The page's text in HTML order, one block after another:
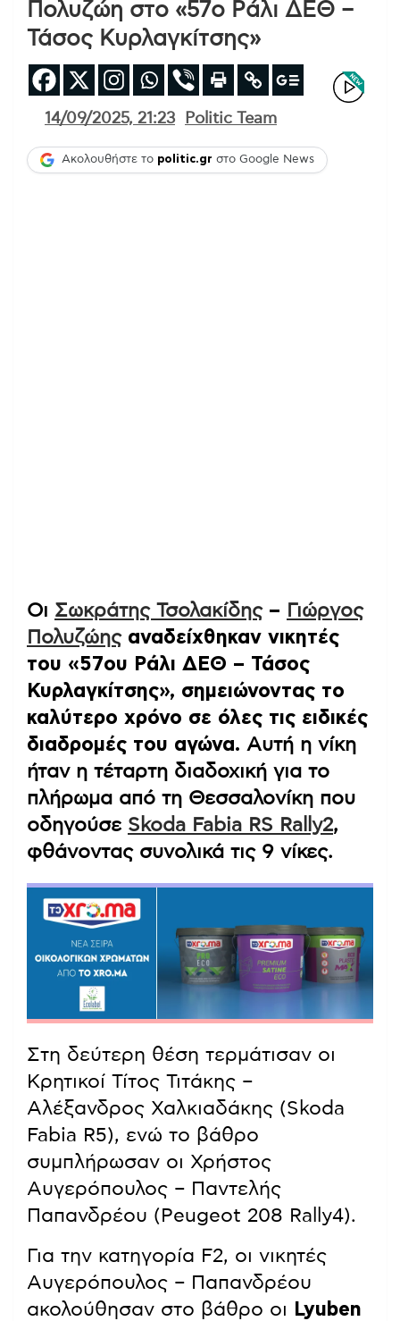
Πολυζώη στο «57ο Ράλι ΔΕΘ –
Τάσος Κυρλαγκίτσης»
14/09/2025, 21:23 Politic Team
Ακολουθήστε το politic.gr στο Google News
Οι Σωκράτης Τσολακίδης– Γιώργος
Πολυζώηςαναδείχθηκαν νικητές
του «57ου Ράλι ΔΕΘ – Τάσος
Κυρλαγκίτσης», σημειώνοντας το
καλύτερο χρόνο σε όλες τις ειδικές
διαδρομές του αγώνα. Αυτή η νίκη
ήταν η τέταρτη διαδοχική για το
πλήρωμα από τη Θεσσαλονίκη που
οδηγούσε Skoda Fabia RS Rally2,
φθάνοντας συνολικά τις 9 νίκες.
Στη δεύτερη θέση τερμάτισαν οι
Κρητικοί Τίτος Τιτάκης –
Αλέξανδρος Χαλκιαδάκης (Skoda
Fabia R5), ενώ το βάθρο
συμπλήρωσαν οι Χρήστος
Αυγερόπουλος – Παντελής
Παπανδρέου (Peugeot 208 Rally4).
Για την κατηγορία F2, οι νικητές
Αυγερόπουλος – Παπανδρέου
ακολούθησαν στο βάθρο οι
Lyuben